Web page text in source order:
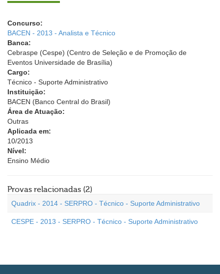
Concurso:
BACEN - 2013 - Analista e Técnico
Banca:
Cebraspe (Cespe) (Centro de Seleção e de Promoção de
Eventos Universidade de Brasília)
Cargo:
Técnico - Suporte Administrativo
Instituição:
BACEN (Banco Central do Brasil)
Área de Atuação:
Outras
Aplicada em:
10/2013
Nível:
Ensino Médio
Provas relacionadas (2)
Quadrix - 2014 - SERPRO - Técnico - Suporte Administrativo
CESPE - 2013 - SERPRO - Técnico - Suporte Administrativo